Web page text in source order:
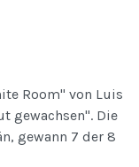
Room" von Luis
gewachsen". Die
gewann 7 der 8